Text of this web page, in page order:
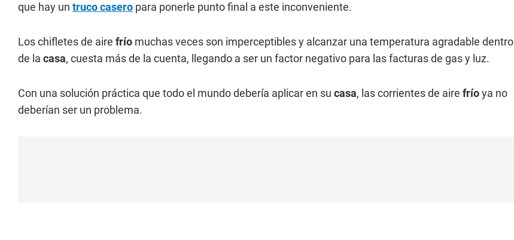
que hay un truco casero para ponerle punto final a este inconveniente.
Los chifletes de aire frío muchas veces son imperceptibles y alcanzar una temperatura agradable dentro
de la casa, cuesta más de la cuenta, llegando a ser un factor negativo para las facturas de gas y luz.
Con una solución práctica que todo el mundo debería aplicar en su casa, las corrientes de aire fríoya no
deberían ser un problema.